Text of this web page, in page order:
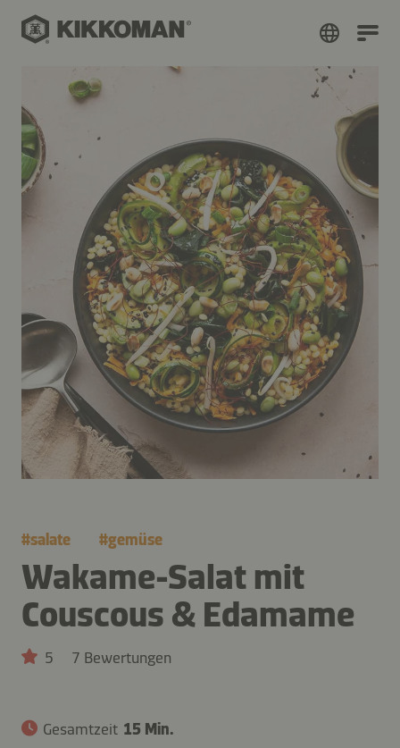
#salate #gemüse
Wakame-Salat mit
Couscous & Edamame
5 7 Bewertungen
Gesamtzeit 15 Min.